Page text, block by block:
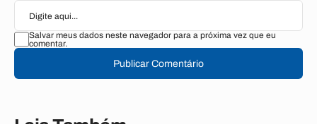
Salvar meus dados neste navegador para a próxima vez que eu
comentar.
Publicar Comentário